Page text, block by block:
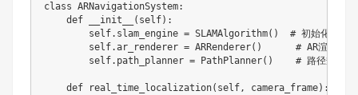
class ARNavigationSystem:
    def __init__(self):
self.slam_engine = SLAMAlgorithm()  # 初始化SLAM
        self.ar_renderer = ARRenderer()      # AR渲染引擎
        self.path_planner = PathPlanner()    # 路径规划器
    def real_time_localization(self, camera_frame):